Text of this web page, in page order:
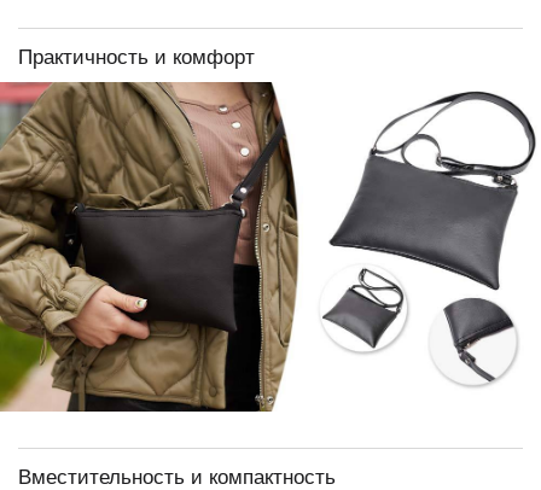
Практичность и комфорт
Вместительность и компактность